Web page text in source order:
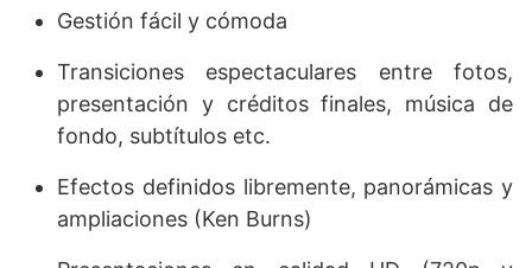
Gestión fácil y cómoda
Transiciones espectaculares entre fotos,
presentación y créditos finales, música de
fondo, subtítulos etc.
Efectos definidos libremente, panorámicas y
ampliaciones (Ken Burns)